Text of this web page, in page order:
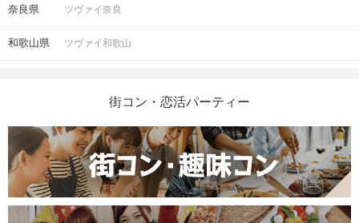
奈良県 ツヴァイ奈良
和歌山県 ツヴァイ和歌山
街コン・恋活パーティー